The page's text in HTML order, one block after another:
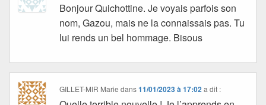
Bonjour Quichottine. Je voyais parfois son
nom, Gazou, mais ne la connaissais pas. Tu
lui rends un bel hommage. Bisous
GILLET-MIR Marie dans11/01/2023 à 17:02 a dit :